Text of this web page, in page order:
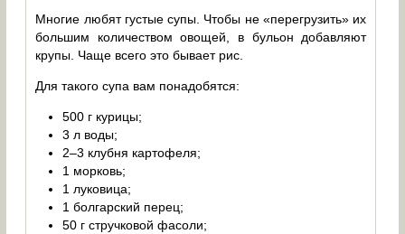
Многие любят густые супы. Чтобы не «перегрузить» их
большим количеством овощей, в бульон добавляют
крупы. Чаще всего это бывает рис.
Для такого супа вам понадобятся:
500 г курицы;
3 л воды;
2–3 клубня картофеля;
1 морковь;
1 луковица;
1 болгарский перец;
50 г стручковой фасоли;